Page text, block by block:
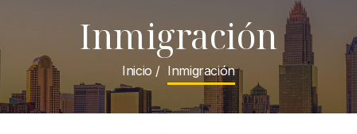
Inmigración
Inicio / Inmigración